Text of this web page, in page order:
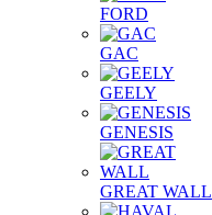
FORD
GAC
GEELY
GENESIS
GREAT WALL